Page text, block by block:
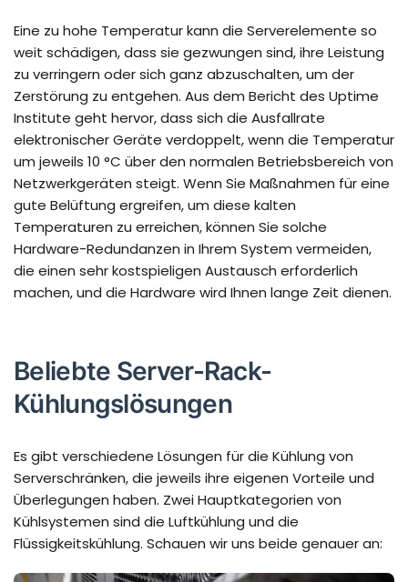
Eine zu hohe Temperatur kann die Serverelemente so
weit schädigen, dass sie gezwungen sind, ihre Leistung
zu verringern oder sich ganz abzuschalten, um der
Zerstörung zu entgehen. Aus dem Bericht des Uptime
Institute geht hervor, dass sich die Ausfallrate
elektronischer Geräte verdoppelt, wenn die Temperatur
um jeweils 10 °C über den normalen Betriebsbereich von
Netzwerkgeräten steigt. Wenn Sie Maßnahmen für eine
gute Belüftung ergreifen, um diese kalten
Temperaturen zu erreichen, können Sie solche
Hardware-Redundanzen in Ihrem System vermeiden,
die einen sehr kostspieligen Austausch erforderlich
machen, und die Hardware wird Ihnen lange Zeit dienen.
Beliebte Server-Rack-
Kühlungslösungen
Es gibt verschiedene Lösungen für die Kühlung von
Serverschränken, die jeweils ihre eigenen Vorteile und
Überlegungen haben. Zwei Hauptkategorien von
Kühlsystemen sind die Luftkühlung und die
Flüssigkeitskühlung. Schauen wir uns beide genauer an: